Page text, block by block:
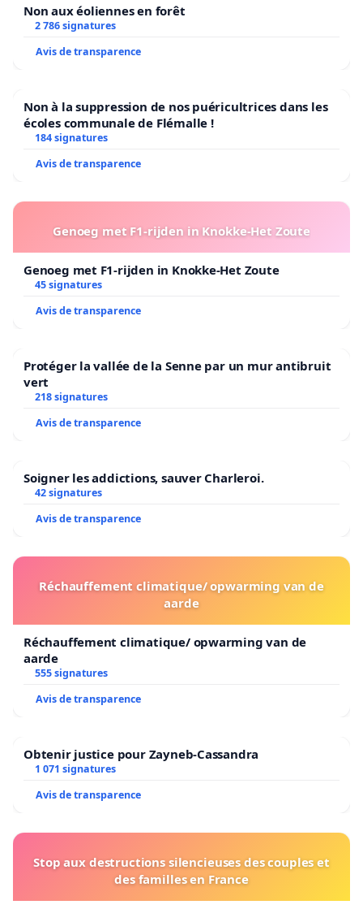
Non aux éoliennes en forêt
2 786 signatures
Avis de transparence
Non à la suppression de nos puéricultrices dans les
écoles communale de Flémalle !
184 signatures
Avis de transparence
Genoeg met F1-rijden in Knokke-Het Zoute
Genoeg met F1-rijden in Knokke-Het Zoute
45 signatures
Avis de transparence
Protéger la vallée de la Senne par un mur antibruit
vert
218 signatures
Avis de transparence
Soigner les addictions, sauver Charleroi.
42 signatures
Avis de transparence
Réchauffement climatique/ opwarming van de
aarde
Réchauffement climatique/ opwarming van de
aarde
555 signatures
Avis de transparence
Obtenir justice pour Zayneb-Cassandra
1 071 signatures
Avis de transparence
Stop aux destructions silencieuses des couples et
des familles en France